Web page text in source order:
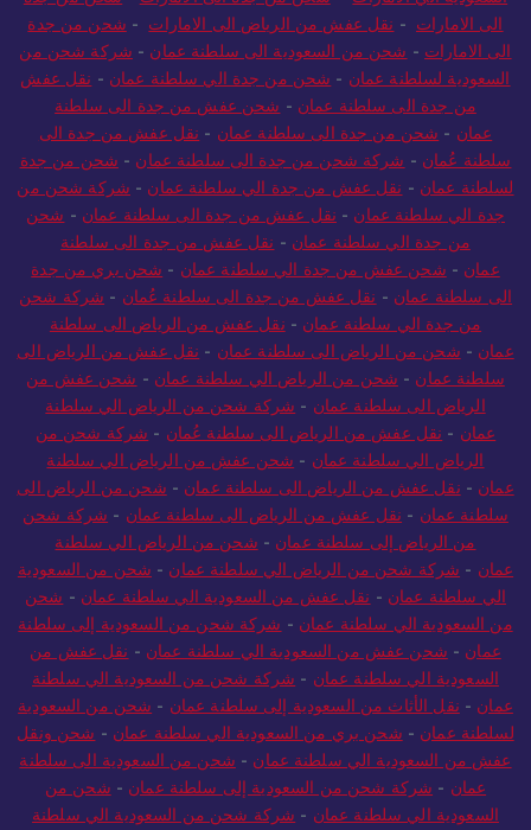
الى الامارات - نقل عفش من الرياض الى الامارات - شحن من جدة
الى الامارات - شحن من السعودية الى سلطنة عمان - شركة شحن من
السعودية لسلطنة عمان - شحن من جدة الي سلطنة عمان - نقل عفش
من جدة الى سلطنة عمان - شحن عفش من جدة الى سلطنة
عمان - شحن من جدة الى سلطنة عمان - نقل عفش من جدة الى
سلطنة عُمان - شركة شحن من جدة الى سلطنة عمان - شحن من جدة
لسلطنة عمان - نقل عفش من جدة الي سلطنة عمان - شركة شحن من
جدة الي سلطنة عمان - نقل عفش من جدة الى سلطنة عمان - شحن
من جدة الي سلطنة عمان - نقل عفش من جدة الى سلطنة
عمان - شحن عفش من جدة الي سلطنة عمان - شحن بري من جدة
الى سلطنة عمان - نقل عفش من جدة الى سلطنة عُمان - شركة شحن
من جدة الي سلطنة عمان - نقل عفش من الرياض الى سلطنة
عمان - شحن من الرياض الى سلطنة عمان - نقل عفش من الرياض الى
سلطنة عمان - شحن من الرياض الي سلطنة عمان - شحن عفش من
الرياض الى سلطنة عمان - شركة شحن من الرياض الي سلطنة
عمان - نقل عفش من الرياض الى سلطنة عُمان - شركة شحن من
الرياض الي سلطنة عمان - شحن عفش من الرياض الي سلطنة
عمان - نقل عفش من الرياض الى سلطنة عمان - شحن من الرياض الى
سلطنة عمان - نقل عفش من الرياض الى سلطنة عمان - شركة شحن
من الرياض إلى سلطنة عمان - شحن من الرياض الي سلطنة
عمان - شركة شحن من الرياض الي سلطنة عمان - شحن من السعودية
الي سلطنة عمان - نقل عفش من السعودية الي سلطنة عمان - شحن
من السعودية الي سلطنة عمان - شركة شحن من السعودية إلى سلطنة
عمان - شحن عفش من السعودية الي سلطنة عمان - نقل عفش من
السعودية الي سلطنة عمان - شركة شحن من السعودية الي سلطنة
عمان - نقل الأثاث من السعودية إلى سلطنة عمان - شحن من السعودية
لسلطنة عمان - شحن بري من السعودية الي سلطنة عمان - شحن ونقل
عفش من السعودية الي سلطنة عمان - شحن من السعودية الى سلطنة
عمان - شركة شحن من السعودية إلى سلطنة عمان - شحن من
السعودية الي سلطنة عمان - شركة شحن من السعودية الي سلطنة